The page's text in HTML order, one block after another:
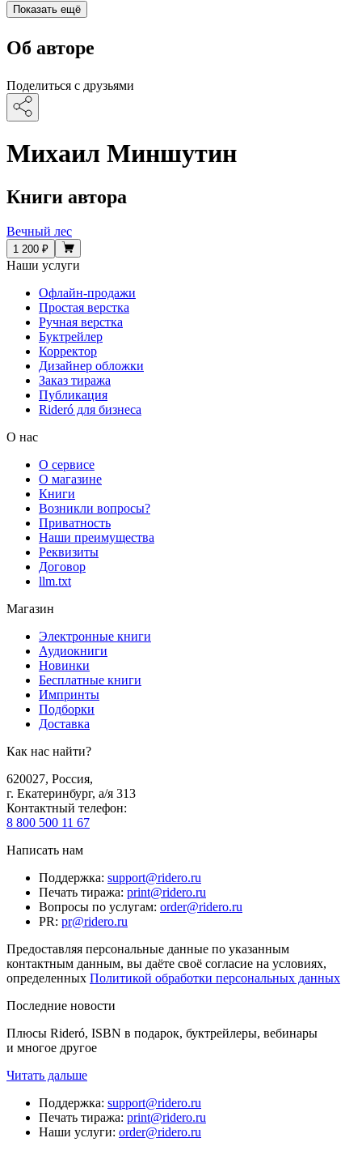
Показать ещё
Об авторе
Поделиться с друзьями
Михаил Миншутин
Книги автора
Вечный лес
1 200 ₽
Наши услуги
Офлайн-продажи
Простая верстка
Ручная верстка
Буктрейлер
Корректор
Дизайнер обложки
Заказ тиража
Публикация
Rideró для бизнеса
О нас
О сервисе
О магазине
Книги
Возникли вопросы?
Приватность
Наши преимущества
Реквизиты
Договор
llm.txt
Магазин
Электронные книги
Аудиокниги
Новинки
Бесплатные книги
Импринты
Подборки
Доставка
Как нас найти?
620027, Россия,
г. Екатеринбург, а/я 313
Контактный телефон:
8 800 500 11 67
Написать нам
Поддержка: support@ridero.ru
Печать тиража: print@ridero.ru
Вопросы по услугам: order@ridero.ru
PR: pr@ridero.ru
Предоставляя персональные данные по указанным
контактным данным, вы даёте своё согласие на условиях,
определенных Политикой обработки персональных данных
Последние новости
Плюсы Rideró, ISBN в подарок, буктрейлеры, вебинары
и многое другое
Читать дальше
Поддержка: support@ridero.ru
Печать тиража: print@ridero.ru
Наши услуги: order@ridero.ru